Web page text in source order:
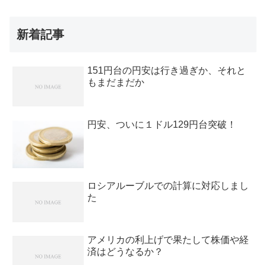
新着記事
151円台の円安は行き過ぎか、それと
もまだまだか
円安、ついに１ドル129円台突破！
ロシアルーブルでの計算に対応しまし
た
アメリカの利上げで果たして株価や経
済はどうなるか？